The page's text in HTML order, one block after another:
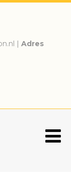
|Adres